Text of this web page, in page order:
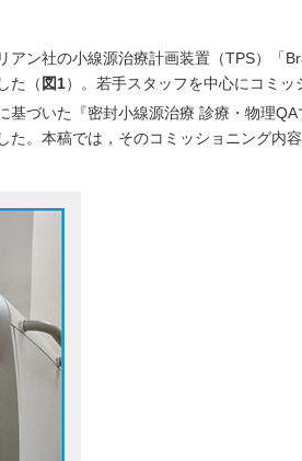
アン社の小線源治療計画装置（TPS）「
た（ 図1）。若手スタッフを中心にコミ
づいた『密封小線源治療 診療・物理QA
た。本稿では，そのコミッショニング内